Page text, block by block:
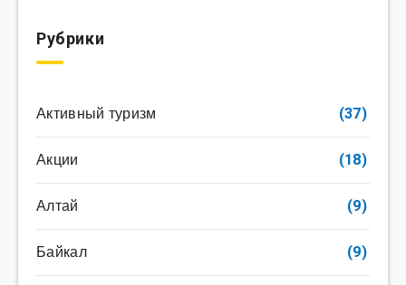
Рубрики
Активный туризм (37)
Акции (18)
Алтай (9)
Байкал (9)